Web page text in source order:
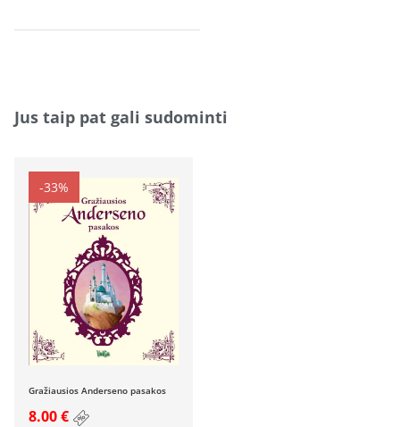
Jus taip pat gali sudominti
-33%
Gražiausios Anderseno pasakos
8.00 €